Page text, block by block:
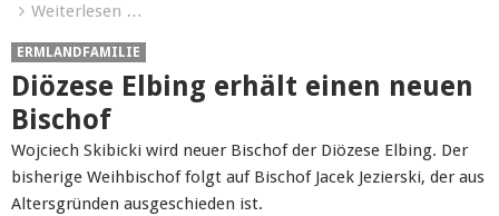
Weiterlesen …
ERMLANDFAMILIE
Diözese Elbing erhält einen neuen
Bischof
Wojciech Skibicki wird neuer Bischof der Diözese Elbing. Der
bisherige Weihbischof folgt auf Bischof Jacek Jezierski, der aus
Altersgründen ausgeschieden ist.